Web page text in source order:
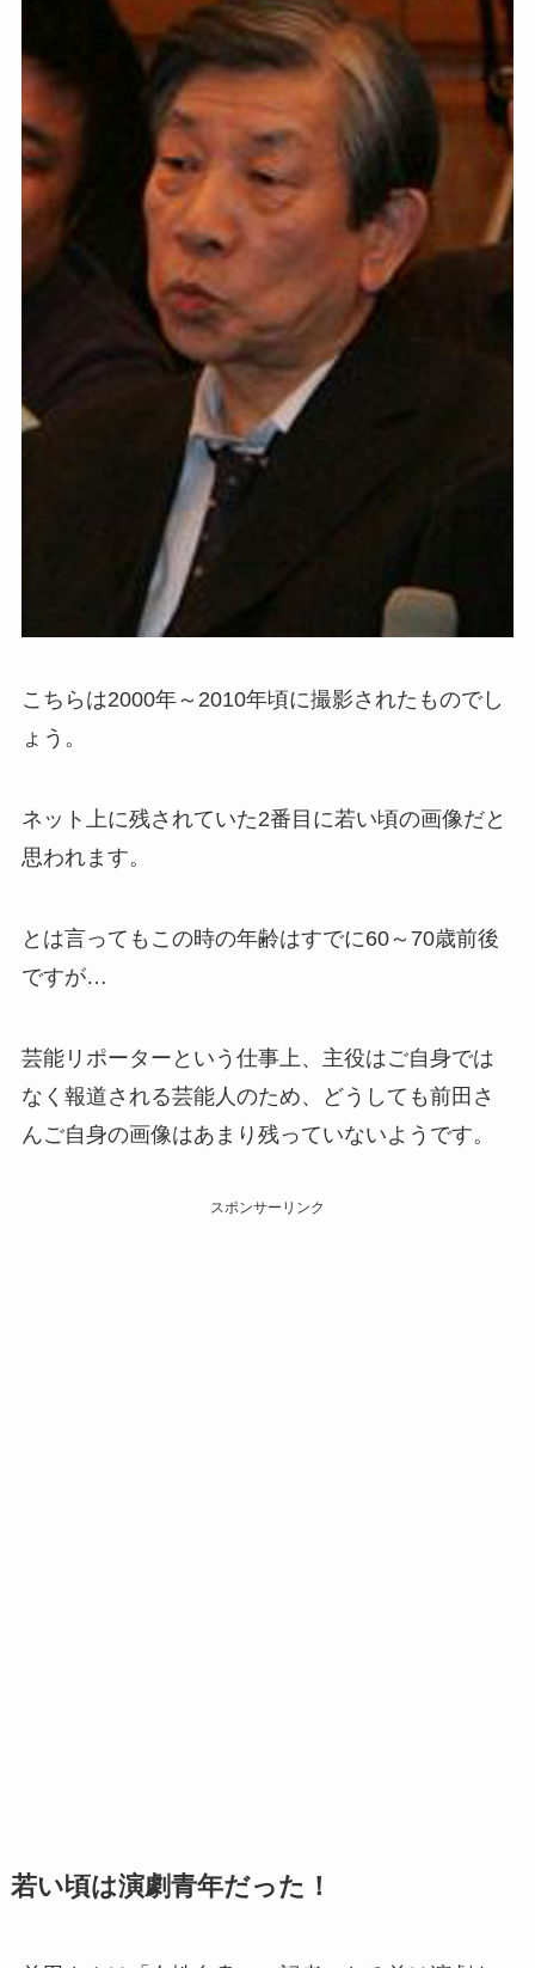
こちらは2000年～2010年頃に撮影されたものでし
ょう。
ネット上に残されていた2番目に若い頃の画像だと
思われます。
とは言ってもこの時の年齢はすでに60～70歳前後
ですが…
芸能リポーターという仕事上、主役はご自身では
なく報道される芸能人のため、どうしても前田さ
んご自身の画像はあまり残っていないようです。
スポンサーリンク
若い頃は演劇青年だった！